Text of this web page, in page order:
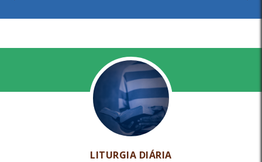
LITURGIA DIÁRIA